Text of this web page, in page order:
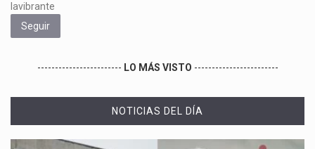
lavibrante
Seguir
------------------------ LO MÁS VISTO ------------------------
NOTICIAS DEL DÍA